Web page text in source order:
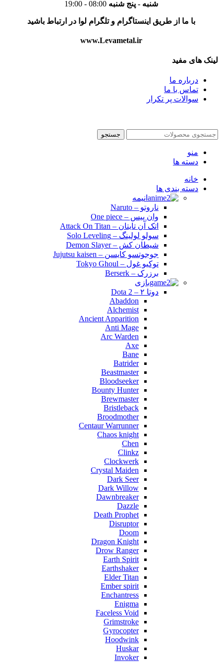
شنبه - پنج شنبه 08:00 - 19:00
با ما از طریق اینستاگرام و تلگرام لوا در ارتباط باشید
www.Levametal.ir​
لینک های مفید
درباره ما
تماس با ما
سوالات پر تکرار
جستجو
منو
دسته ها
خانه
دسته بندی ها
انیمه
ناروتو – Naruto
وان پیس – One piece
اتک آن تایتان – Attack On Titan
سولو لولینگ – Solo Leveling
شیطان کش – Demon Slayer
جوجوتسو کایسن – Jujutsu kaisen
توکیو غول – Tokyo Ghoul
برزرک – Berserk
بازی
دوتا ۲ – Dota 2
Abaddon
Alchemist
Ancient Apparition
Anti Mage
Arc Warden
Axe
Bane
Batrider
Beastmaster
Bloodseeker
Bounty Hunter
Brewmaster
Bristleback
Broodmother
Centaur Warrunner
Chaos knight
Chen
Clinkz
Clockwerk
Crystal Maiden
Dark Seer
Dark Willow
Dawnbreaker
Dazzle
Death Prophet
Disruptor
Doom
Dragon Knight
Drow Ranger
Earth Spirit
Earthshaker
Elder Titan
Ember spirit
Enchantress
Enigma
Faceless Void
Grimstroke
Gyrocopter
Hoodwink
Huskar
Invoker